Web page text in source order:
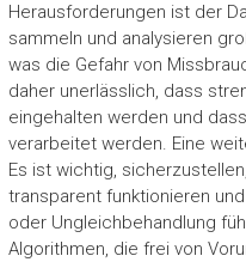
Herausforderungen ist der
sammeln und analysieren
was die Gefahr von
daher unerlässlich, dass
eingehalten werden und
verarbeitet werden. Eine
Es ist wichtig,
transparent funktionieren
oder Ungleichbehandlung
Algorithmen, die frei von